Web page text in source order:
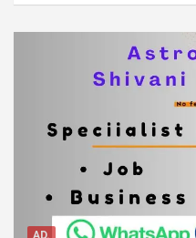
AD.